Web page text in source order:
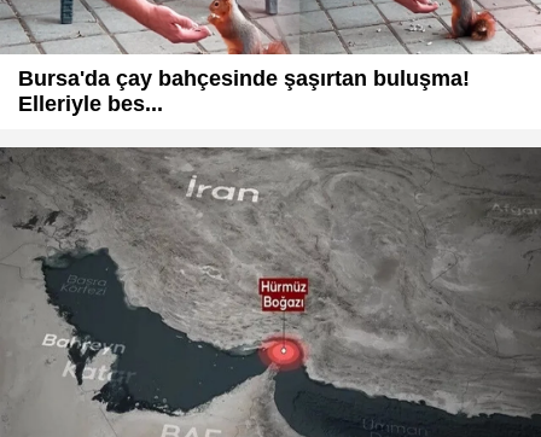
Bursa'da çay bahçesinde şaşırtan buluşma!
Elleriyle bes...